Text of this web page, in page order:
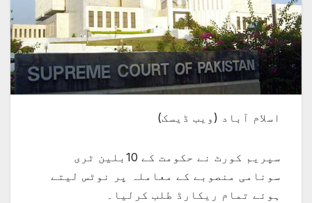
اسلام آباد (ویب ڈیسک)
سپریم کورٹ نے حکومت کے 10بلین ٹری
سونامی منصوبے کے معاملہ پر نوٹس لیتے
ہوئے تمام ریکارڈ طلب کرلیا۔